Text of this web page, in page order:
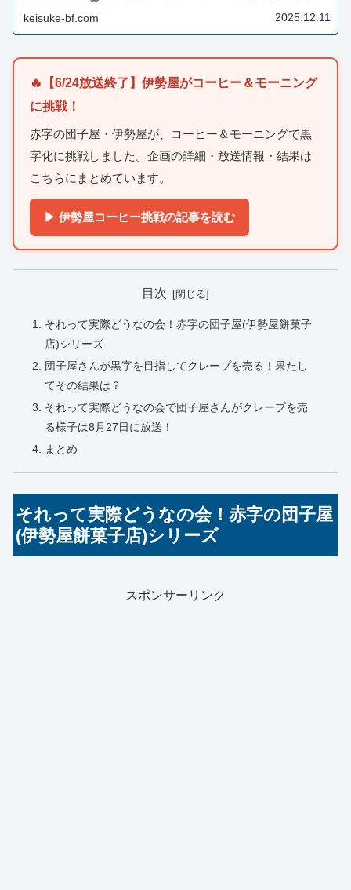
keisuke-bf.com 2025.12.11
🔥【6/24放送終了】伊勢屋がコーヒー＆モーニング
に挑戦！
赤字の団子屋・伊勢屋が、コーヒー＆モーニングで黒
字化に挑戦しました。企画の詳細・放送情報・結果は
こちらにまとめています。
▶ 伊勢屋コーヒー挑戦の記事を読む
目次
それって実際どうなの会！赤字の団子屋(伊勢屋餅菓子
店)シリーズ
団子屋さんが黒字を目指してクレープを売る！果たし
てその結果は？
それって実際どうなの会で団子屋さんがクレープを売
る様子は8月27日に放送！
まとめ
それって実際どうなの会！赤字の団子屋
(伊勢屋餅菓子店)シリーズ
スポンサーリンク